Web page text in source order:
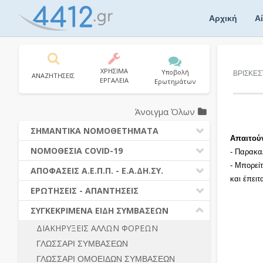
Αρχική
-
-
και
ΑΝΑΖΗΤΗΣΕΙΣ
ΧΡΗΣΙΜΑ
ΕΡΓΑΛΕΙΑ
Υποβολή
Ερωτημάτων
Άνοιγμα Όλων
ΣΗΜΑΝΤΙΚΑ ΝΟΜΟΘΕΤΗΜΑΤΑ
ΔΗΜΟΣΙΕΣ ΣΥΜΒΑΣΕΙΣ (Ν. 4412/2016)
ΔΗΜΟΤΙΚΟΣ ΚΩΔΙΚΑΣ (Ν.3463/2006)
ΚΑΛΛΙΚΡΑΤΗΣ (Ν.3852/2010)
ΝΟΜΟΘΕΣΙΑ - ΝΟΜΟΛΟΓΙΑ (ΣΥΝΟΛΟ)
ΝΟΜΟΘΕΣΙΑ COVID-19
ΝΟΜΟΘΕΣΙΑ - ΝΟΜΟΛΟΓΙΑ COVID -19
ΕΡΩΤΗΣΕΙΣ - ΑΠΑΝΤΗΣΕΙΣ
ΑΠΟΦΑΣΕΙΣ Α.Ε.Π.Π. - Ε.Α.ΔΗ.ΣΥ.
ΠΡΟΔΙΚΑΣΤΙΚΗ ΠΡΟΣΦΥΓΗ
ΓΕΝΙΚΟΙ ΚΑΝΟΝΕΣ
ΔΙΚΑΙΟΥΜΕΝΟΙ ΣΥΜΜΕΤΟΧΗΣ
ΠΡΟΣΦΟΡΕΣ – ΔΙΚΑΙΟΛΟΓΗΤΙΚΑ
ΣΥΜΜΕΤΟΧΗΣ
ΕΡΩΤΗΣΕΙΣ - ΑΠΑΝΤΗΣΕΙΣ
Ν. 4782/2021 - ΤΡΟΠΟΠΟΙΗΣΗ
4412/2016
ΔΙΕΞΑΓΩΓΗ ΔΙΑΔΙΚΑΣΙΑΣ
ΔΙΑΔΙΚΑΣΙΕΣ ΑΝΑΘΕΣΗΣ
ΣΥΓΚΕΚΡΙΜΕΝΑ ΕΙΔΗ ΣΥΜΒΑΣΕΩΝ
ΔΙΑΚΗΡΥΞΕΙΣ ΑΛΛΩΝ ΦΟΡΕΩΝ
ΓΛΩΣΣΑΡΙ ΣΥΜΒΑΣΕΩΝ
ΓΛΩΣΣΑΡΙ ΟΜΟΕΙΔΩΝ ΣΥΜΒΑΣΕΩΝ